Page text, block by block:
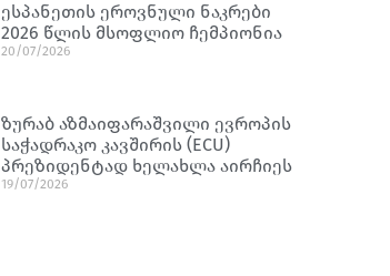
ესპანეთის ეროვნული ნაკრები
2026 წლის მსოფლიო ჩემპიონია
20/07/2026
ზურაბ აზმაიფარაშვილი ევროპის
საჭადრაკო კავშირის (ECU)
პრეზიდენტად ხელახლა აირჩიეს
19/07/2026